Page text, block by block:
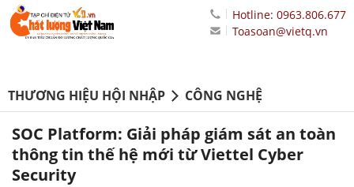
Hotline: 0963.806.677
Toasoan@vietq.vn
THƯƠNG HIỆU HỘI NHẬP CÔNG NGHỆ
SOC Platform: Giải pháp giám sát an toàn
thông tin thế hệ mới từ Viettel Cyber
Security